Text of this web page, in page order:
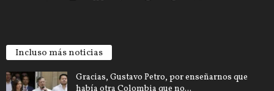
Incluso más noticias
Gracias, Gustavo Petro, por enseñarnos que